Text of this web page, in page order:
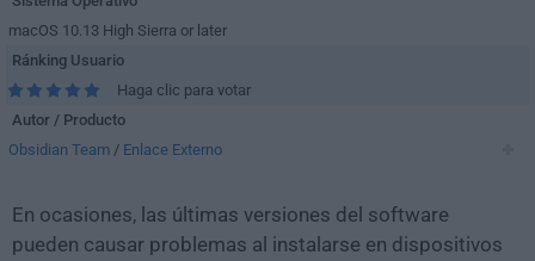
macOS 10.13 High Sierra or later
Ránking Usuario
Haga clic para votar
Autor / Producto
Obsidian Team / Enlace Externo
En ocasiones, las últimas versiones del software
pueden causar problemas al instalarse en dispositivos